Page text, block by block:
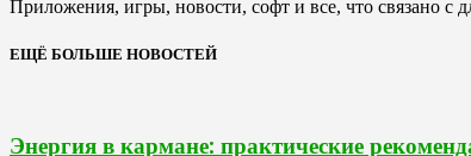
Приложения, игры, новости, софт и все, что связано с
ЕЩЁ БОЛЬШЕ НОВОСТЕЙ
Энергия в кармане: практические